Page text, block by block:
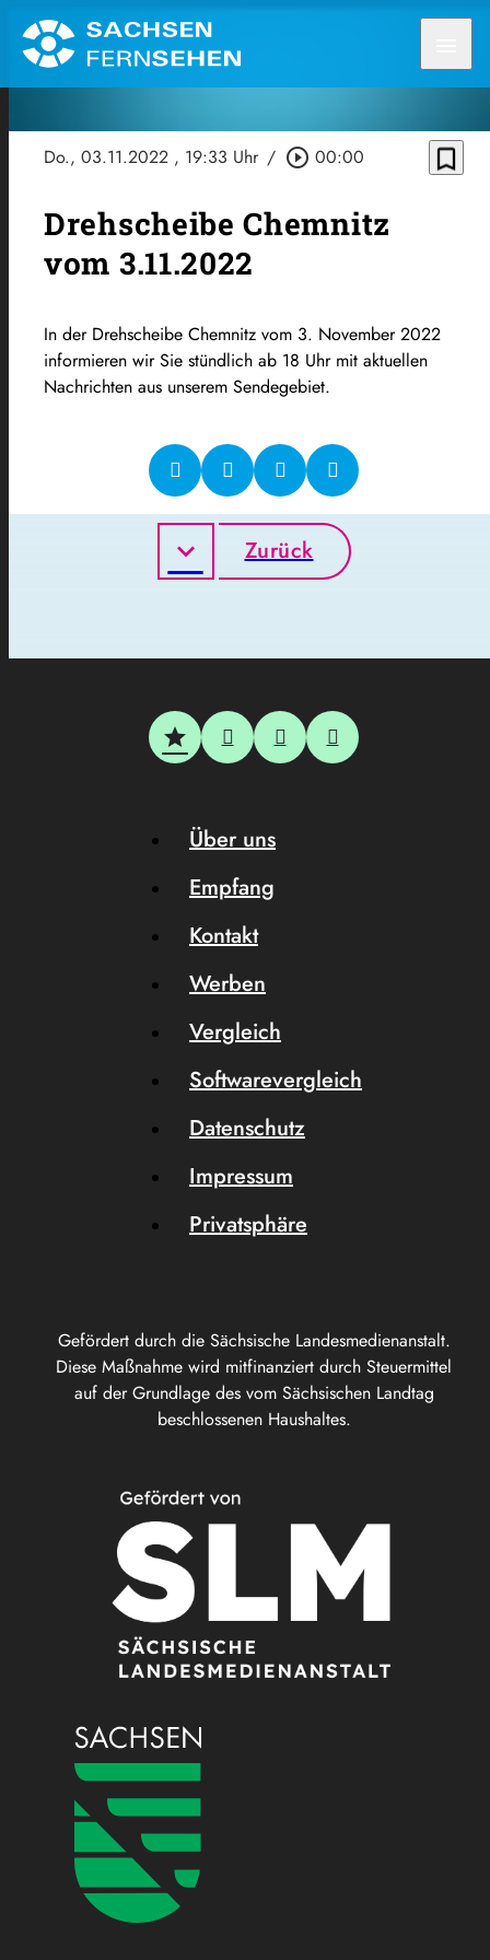
Do., 03.11.2022 , 19:33 Uhr / play_circle_outline 00:00 bookmark_border
Drehscheibe Chemnitz
vom 3.11.2022
In der Drehscheibe Chemnitz vom 3. November 2022
informieren wir Sie stündlich ab 18 Uhr mit aktuellen
Nachrichten aus unserem Sendegebiet.
Zurück
Gefördert durch die Sächsische Landesmedienanstalt.
Diese Maßnahme wird mitfinanziert durch Steuermittel
auf der Grundlage des vom Sächsischen Landtag
beschlossenen Haushaltes.
Über uns
Empfang
Kontakt
Werben
Vergleich
Softwarevergleich
Datenschutz
Impressum
Privatsphäre